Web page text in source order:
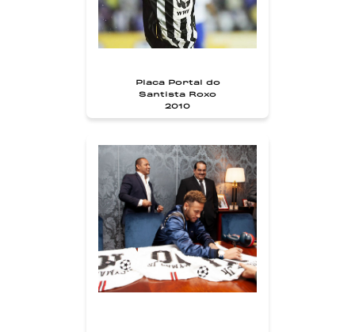
Placa Portal do
Santista Roxo
2010